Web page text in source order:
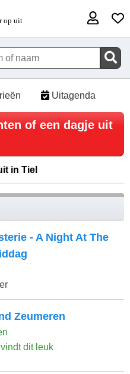
Uitagenda
of een dagje uit
in Tiel
- A Night At The
Zeumeren
dit leuk